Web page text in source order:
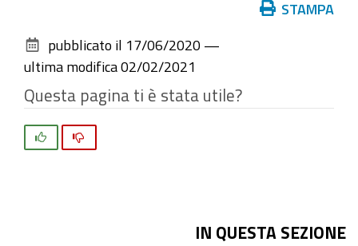
documento
STAMPA
pubblicato il 17/06/2020 —
ultima modifica 02/02/2021
Questa pagina ti è stata utile?
IN QUESTA SEZIONE